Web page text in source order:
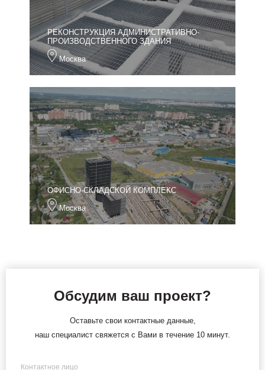
РЕКОНСТРУКЦИЯ АДМИНИСТРАТИВНО-
ПРОИЗВОДСТВЕННОГО ЗДАНИЯ
Москва
ОФИСНО-СКЛАДСКОЙ КОМПЛЕКС
Москва
Обсудим ваш проект?
Оставьте свои контактные данные,
наш специалист свяжется с Вами в течение 10 минут.
Имя